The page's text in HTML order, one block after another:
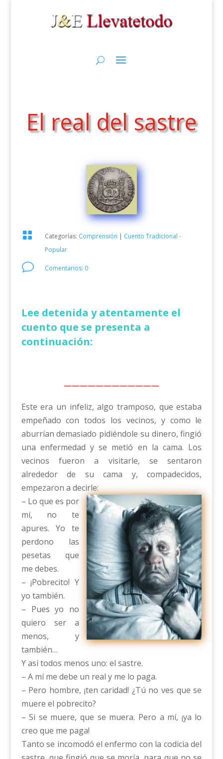
El real del sastre
 Categorías: Comprensión | Cuento Tradicional -
Popular
v Comentarios: 0
Lee detenida y atentamente el
cuento que se presenta a
continuación:
————————————
Este era un infeliz, algo tramposo, que estaba
empeñado con todos los vecinos, y como le
aburrían demasiado pidiéndole su dinero, fingió
una enfermedad y se metió en la cama. Los
vecinos fueron a visitarle, se sentaron
alrededor de su cama y, compadecidos,
empezaron a decirle:
– Lo que es por
mí, no te
apures. Yo te
perdono las
pesetas que
me debes.
– ¡Pobrecito! Y
yo también.
– Pues yo no
quiero ser a
menos, y
también…
Y así todos menos uno: el sastre.
– A mí me debe un real y me lo paga.
– Pero hombre, ¡ten caridad! ¿Tú no ves que se
muere el pobrecito?
– Si se muere, que se muera. Pero a mí, ¡ya lo
creo que me paga!
Tanto se incomodó el enfermo con la codicia del